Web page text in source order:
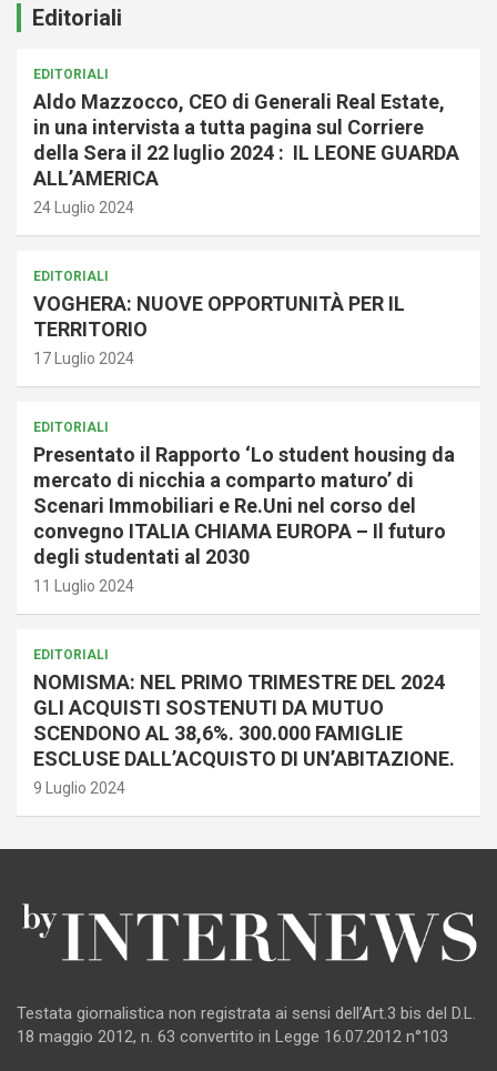
Editoriali
EDITORIALI
Aldo Mazzocco, CEO di Generali Real Estate,
in una intervista a tutta pagina sul Corriere
della Sera il 22 luglio 2024 : IL LEONE GUARDA
ALL’AMERICA
24 Luglio 2024
EDITORIALI
VOGHERA: NUOVE OPPORTUNITÀ PER IL
TERRITORIO
17 Luglio 2024
EDITORIALI
Presentato il Rapporto ‘Lo student housing da
mercato di nicchia a comparto maturo’ di
Scenari Immobiliari e Re.Uni nel corso del
convegno ITALIA CHIAMA EUROPA – Il futuro
degli studentati al 2030
11 Luglio 2024
EDITORIALI
NOMISMA: NEL PRIMO TRIMESTRE DEL 2024
GLI ACQUISTI SOSTENUTI DA MUTUO
SCENDONO AL 38,6%. 300.000 FAMIGLIE
ESCLUSE DALL’ACQUISTO DI UN’ABITAZIONE.
9 Luglio 2024
Testata giornalistica non registrata ai sensi dell’Art.3 bis del D.L.
18 maggio 2012, n. 63 convertito in Legge 16.07.2012 n°103